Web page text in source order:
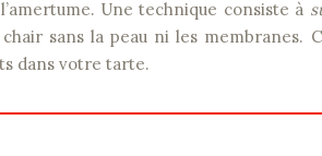
Une technique consiste à
sans la peau ni les
dans votre tarte.